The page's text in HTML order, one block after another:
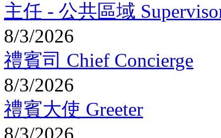
主任 - 公共區域
8/3/2026
禮賓司 Chief Concierge
8/3/2026
禮賓大使 Greeter